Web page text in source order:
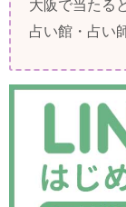
大阪で当たる
占い館・占い